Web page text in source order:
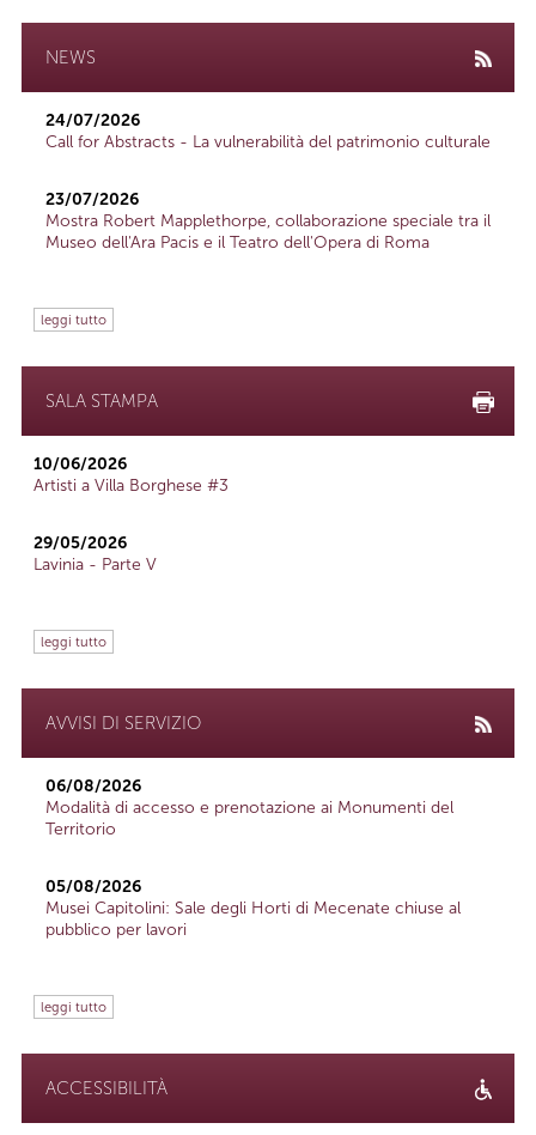
NEWS
24/07/2026
Call for Abstracts - La vulnerabilità del patrimonio culturale
23/07/2026
Mostra Robert Mapplethorpe, collaborazione speciale tra il
Museo dell'Ara Pacis e il Teatro dell'Opera di Roma
leggi tutto
SALA STAMPA
10/06/2026
Artisti a Villa Borghese #3
29/05/2026
Lavinia - Parte V
leggi tutto
AVVISI DI SERVIZIO
06/08/2026
Modalità di accesso e prenotazione ai Monumenti del
Territorio
05/08/2026
Musei Capitolini: Sale degli Horti di Mecenate chiuse al
pubblico per lavori
leggi tutto
ACCESSIBILITÀ